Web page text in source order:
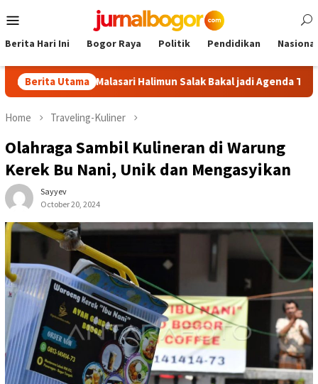
to
Menu
Berita Hari Ini Bogor Raya Politik Pendidikan Nasional
Berita Utama
Malasari Halimun Salak Bakal jadi Agenda Tahunan
Home Traveling-Kuliner
Olahraga Sambil Kulineran di Warung
Kerek Bu Nani, Unik dan Mengasyikan
Sayyev
October 20, 2024